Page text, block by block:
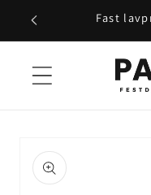
til
innholdet
Fast